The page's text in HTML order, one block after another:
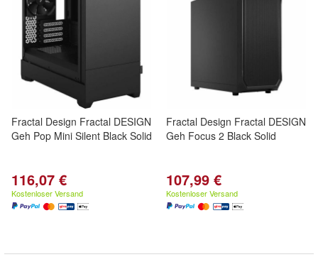
Fractal Design Fractal DESIGN
Geh Pop Mini Silent Black Solid
116,07 €
Kostenloser Versand
Fractal Design Fractal DESIGN
Geh Focus 2 Black Solid
107,99 €
Kostenloser Versand